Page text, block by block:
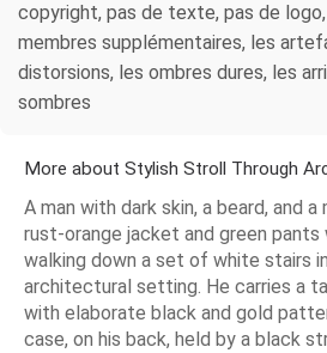
copyright, pas de texte, pas de
membres supplémentaires, les
distorsions, les ombres dures, les
sombres
More about Stylish Stroll Through
A man with dark skin, a beard, and
rust-orange jacket and green pants
walking down a set of white stairs
architectural setting. He carries a
with elaborate black and gold
case, on his back, held by a black